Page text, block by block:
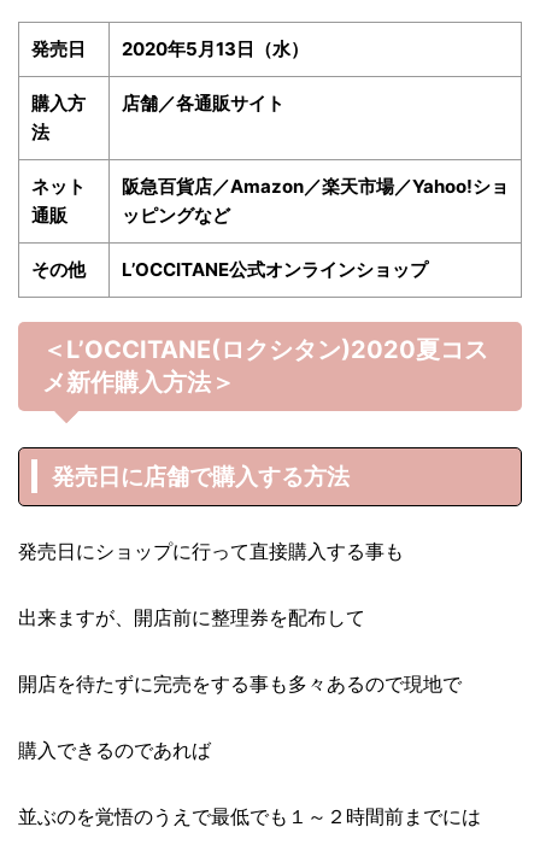
発売日 2020年5月13日（水）
購入方
法
店舗／各通販サイト
ネット
通販
阪急百貨店／Amazon／楽天市場／Yahoo!ショ
ッピングなど
その他 L’OCCITANE公式オンラインショップ
＜L’OCCITANE(ロクシタン)2020夏コス
メ新作購入方法＞
発売日に店舗で購入する方法
発売日にショップに行って直接購入する事も
出来ますが、開店前に整理券を配布して
開店を待たずに完売をする事も多々あるので現地で
購入できるのであれば
並ぶのを覚悟のうえで最低でも１～２時間前までには